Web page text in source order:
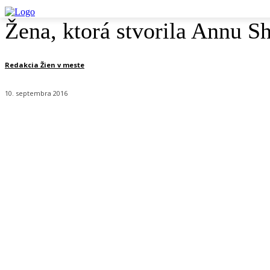
Žena, ktorá stvorila Annu
Redakcia Žien v meste
10. septembra 2016